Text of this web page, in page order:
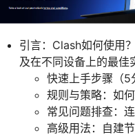
引言：Clash如何使用
及在不同设备上的最佳
快速上手步骤（5
规则与策略：如
常见问题排查：
高级用法：自建